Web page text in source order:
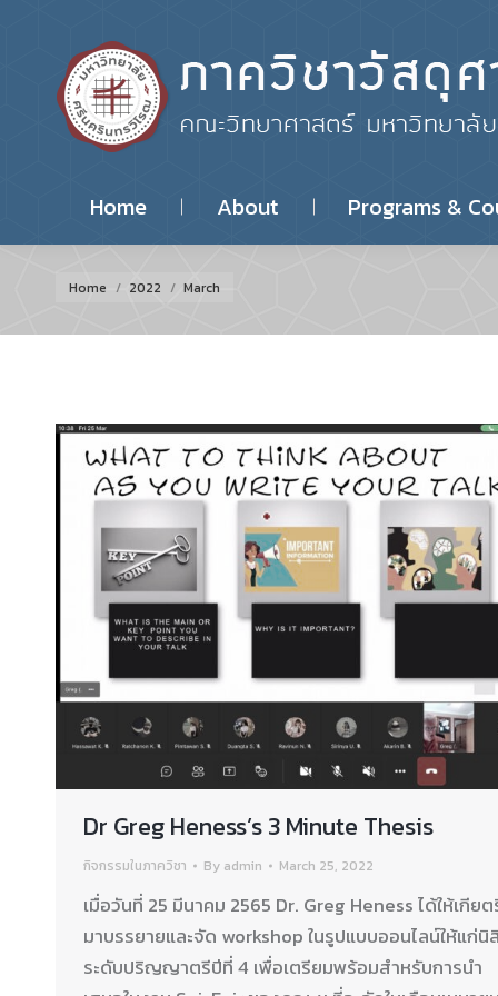
Home About Programs &
You are here:
Home 2022 March
Dr Greg Heness’s 3 Minute Thesis
กิจกรรมในภาควิชา By admin March 25, 2022
เมื่อวันที่ 25 มีนาคม 2565 Dr. Greg Heness ได้ให้เกีย
มาบรรยายและจัด workshop ในรูปแบบออนไลน์ให้แก่
ระดับปริญญาตรีปีที่ 4 เพื่อเตรียมพร้อมสำหรับการนำ